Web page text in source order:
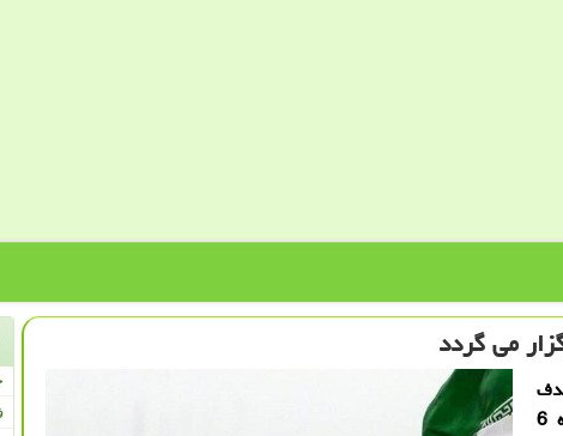
می گردد
گفتگوهای بین نهادی و اجتماعی برای تصویرپردازی ایران آینده 6